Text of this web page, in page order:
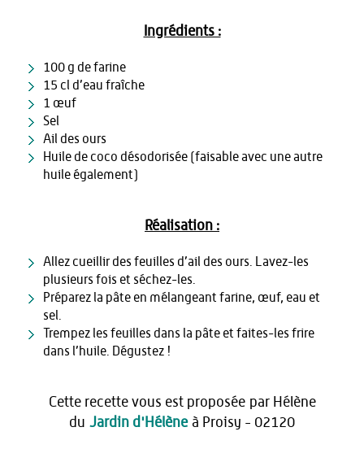
Ingrédients :
100 g de farine
15 cl d’eau fraîche
1 œuf
Sel
Ail des ours
Huile de coco désodorisée (faisable avec une autre
huile également)
Réalisation :
Allez cueillir des feuilles d’ail des ours. Lavez-les
plusieurs fois et séchez-les.
Préparez la pâte en mélangeant farine, œuf, eau et
sel.
Trempez les feuilles dans la pâte et faites-les frire
dans l’huile. Dégustez !
Cette recette vous est proposée par Hélène
du Jardin d'Hélèneà Proisy - 02120